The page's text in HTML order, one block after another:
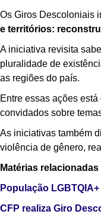
Os Giros Descoloniais
e territórios:
A iniciativa revisita
pluralidade de
as regiões do país.
Entre essas ações
convidados sobre
As iniciativas também
violência de gênero,
Matérias relacionadas
População
CFP realiza Giro